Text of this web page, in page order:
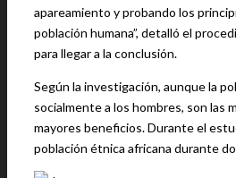
apareamiento y probando los
población humana”, detalló el
para llegar a la conclusión.
Según la investigación, aunque la
socialmente a los hombres, son las
mayores beneficios. Durante el
población étnica africana durante